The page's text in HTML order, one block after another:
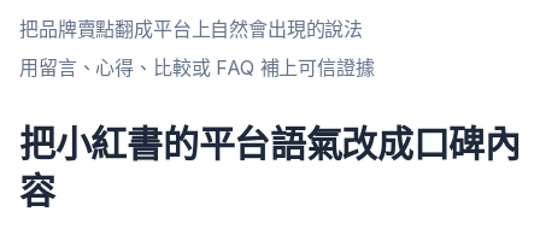
把品牌賣點翻成平台上自然會出現的說法
用留言、心得、比較或 FAQ 補上可信證據
把小紅書的平台語氣改成口碑內
容